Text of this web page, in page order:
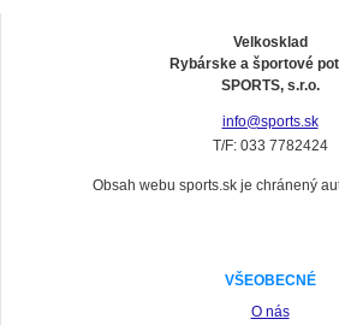
Velkosklad
Rybárske a športové
SPORTS, s.r.o.
info@sports.sk
T/F: 033 7782424
Obsah webu sports.sk je chránený
VŠEOBECNÉ
O nás